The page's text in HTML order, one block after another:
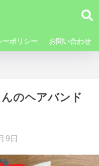
ーポリシー お問い合わせ
のヘアバンド
9日